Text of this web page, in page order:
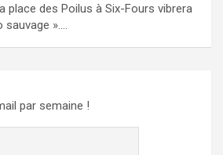
place des Poilus à Six-Fours vibrera
sauvage ».…
par semaine !